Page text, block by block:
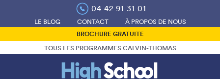
content
04 42 91 31 01
LE BLOG CONTACT
À PROPOS DE NOUS
BROCHURE GRATUITE
TOUS LES PROGRAMMES CALVIN-THOMAS